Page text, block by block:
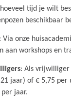
tijd je wilt
beschikbaar
: Via onze
aan workshops en
: Als vrijwilliger
jaar) of € 5,75
jaar.